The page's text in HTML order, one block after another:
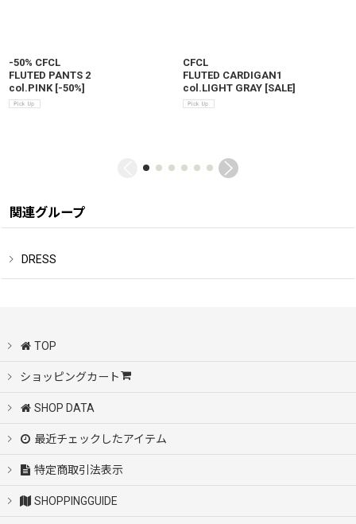
-50% CFCL
FLUTED PANTS 2
col.PINK [-50%]
CFCL
FLUTED CARDIGAN1
col.LIGHT GRAY [SALE]
関連グループ
DRESS
TOP
ショッピングカート
SHOP DATA
最近チェックしたアイテム
特定商取引法表示
SHOPPINGGUIDE